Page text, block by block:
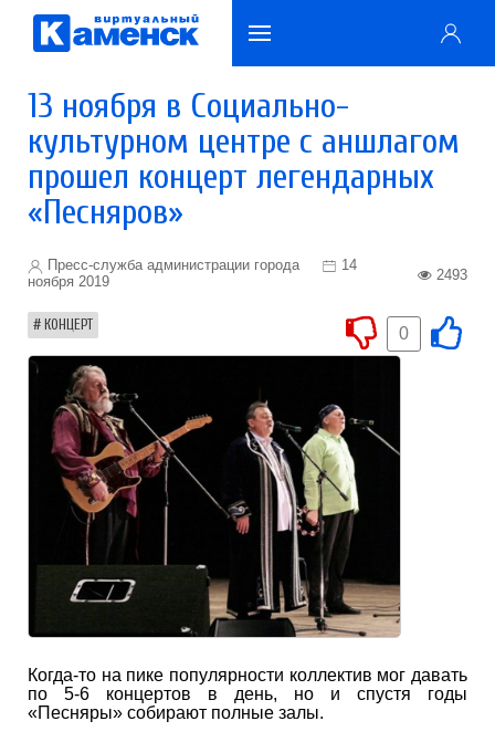
13 ноября в Социально-
культурном центре с аншлагом
прошел концерт легендарных
«Песняров»
Пресс-служба администрации города
14
ноября 2019
2493
КОНЦЕРТ 0
Когда-то на пике популярности коллектив мог давать
по 5-6 концертов в день, но и спустя годы
«Песняры» собирают полные залы.